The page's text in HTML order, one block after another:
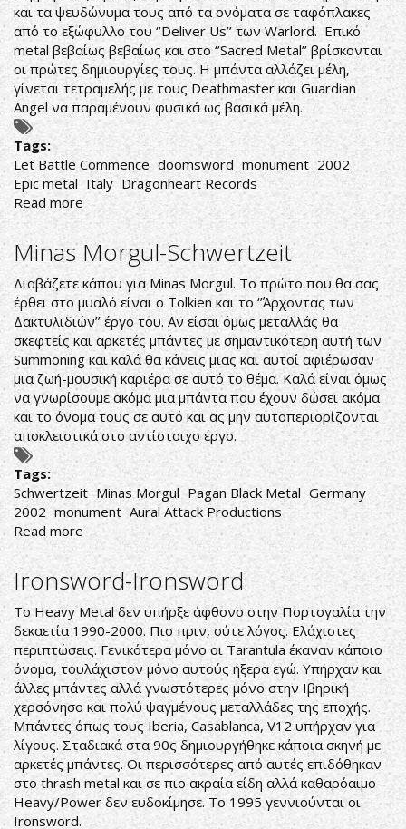
και τα ψευδώνυμα τους από τα ονόματα σε ταφόπλακες
από το εξώφυλλο του ‘’Deliver Us’’ των Warlord. Επικό
metal βεβαίως βεβαίως και στο ‘’Sacred Metal’’ βρίσκονται
οι πρώτες δημιουργίες τους. Η μπάντα αλλάζει μέλη,
γίνεται τετραμελής με τους Deathmaster και Guardian
Angel να παραμένουν φυσικά ως βασικά μέλη.
Tags:
Let Battle Commence doomsword monument 2002
Epic metal Italy Dragonheart Records
Read more about
DoomSword-
Let
Battle
Commence
Minas Morgul-Schwertzeit
Διαβάζετε κάπου για Minas Morgul. Το πρώτο που θα σας
έρθει στο μυαλό είναι ο Tolkien και το ‘’Άρχοντας των
Δακτυλιδιών’’ έργο του. Αν είσαι όμως μεταλλάς θα
σκεφτείς και αρκετές μπάντες με σημαντικότερη αυτή των
Summoning και καλά θα κάνεις μιας και αυτοί αφιέρωσαν
μια ζωή-μουσική καριέρα σε αυτό το θέμα. Καλά είναι όμως
να γνωρίσουμε ακόμα μια μπάντα που έχουν δώσει ακόμα
και το όνομα τους σε αυτό και ας μην αυτοπεριορίζονται
αποκλειστικά στο αντίστοιχο έργο.
Tags:
Schwertzeit Minas Morgul Pagan Black Metal Germany
2002 monument Aural Attack Productions
Read more about
Minas
Morgul-
Schwertzeit
Ironsword-Ironsword
To Heavy Metal δεν υπήρξε άφθονο στην Πορτογαλία την
δεκαετία 1990-2000. Πιο πριν, ούτε λόγος. Ελάχιστες
περιπτώσεις. Γενικότερα μόνο οι Tarantula έκαναν κάποιο
όνομα, τουλάχιστον μόνο αυτούς ήξερα εγώ. Υπήρχαν και
άλλες μπάντες αλλά γνωστότερες μόνο στην Ιβηρική
χερσόνησο και πολύ ψαγμένους μεταλλάδες της εποχής.
Μπάντες όπως τους Iberia, Casablanca, V12 υπήρχαν για
λίγους. Σταδιακά στα 90ς δημιουργήθηκε κάποια σκηνή με
αρκετές μπάντες. Οι περισσότερες από αυτές επιδόθηκαν
στο thrash metal και σε πιο ακραία είδη αλλά καθαρόαιμο
Heavy/Power δεν ευδοκίμησε. Το 1995 γεννιούνται οι
Ironsword.